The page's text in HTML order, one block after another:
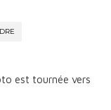
est tournée vers